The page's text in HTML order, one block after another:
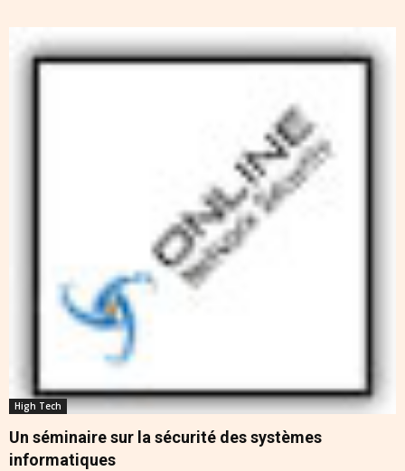
High Tech
Un séminaire sur la sécurité des systèmes
informatiques